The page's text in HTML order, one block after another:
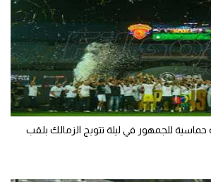
للجمهور في ليلة تتويج الزمالك بلقب